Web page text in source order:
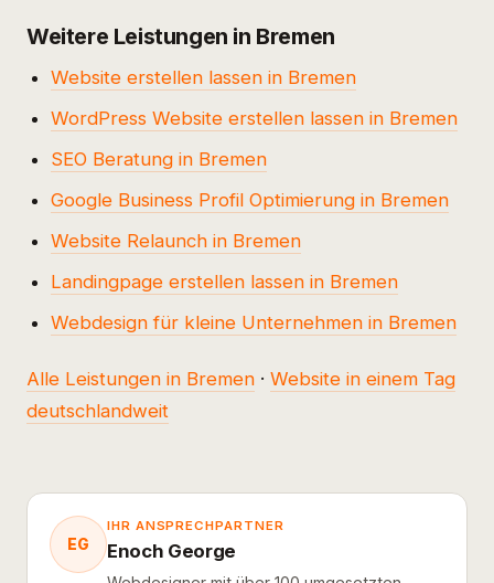
Weitere Leistungen in Bremen
Website erstellen lassen in Bremen
WordPress Website erstellen lassen in Bremen
SEO Beratung in Bremen
Google Business Profil Optimierung in Bremen
Website Relaunch in Bremen
Landingpage erstellen lassen in Bremen
Webdesign für kleine Unternehmen in Bremen
Alle Leistungen in Bremen · Website in einem Tag
deutschlandweit
EG
IHR ANSPRECHPARTNER
Enoch George